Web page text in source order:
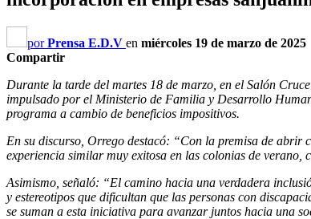
porPrensa E.D.V en miércoles 19 de marzo de 2025
Compartir
Durante la tarde del martes 18 de marzo, en el Salón
impulsado por el Ministerio de Familia y Desarrollo
programa a cambio de beneficios impositivos.
En su discurso, Orrego destacó: “Con la premisa de abrir
experiencia similar muy exitosa en las colonias de verano,
Asimismo, señaló: “El camino hacia una verdadera
y estereotipos que dificultan que las personas con
se suman a esta iniciativa para avanzar juntos hacia una